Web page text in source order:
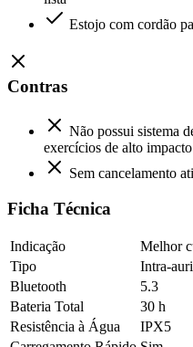
Estojo com cordão
Contras
Não possui sistema
exercícios de alto impacto
Sem cancelamento
Ficha Técnica
Indicação
Melhor
Tipo
Intra-
Bluetooth
5.3
Bateria Total
30 h
Resistência à Água
IPX5